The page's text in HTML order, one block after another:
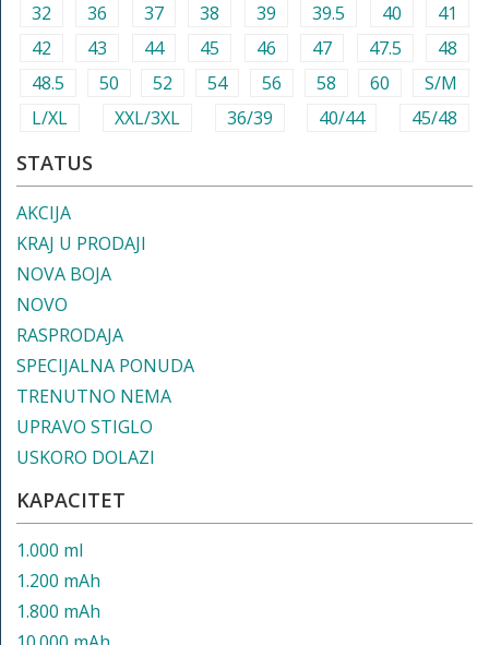
32
36 37 38 39 39.5 40
41
42
43 44 45 46 47 47.5
48
48.5
50 52 54 56 58 60
S/M
L/XL
XXL/3XL 36/39 40/44 45/48
STATUS
AKCIJA
KRAJ U PRODAJI
NOVA BOJA
NOVO
RASPRODAJA
SPECIJALNA PONUDA
TRENUTNO NEMA
UPRAVO STIGLO
USKORO DOLAZI
KAPACITET
1.000 ml
1.200 mAh
1.800 mAh